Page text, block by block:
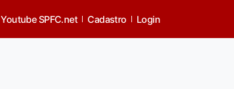
Youtube SPFC.net Cadastro Login